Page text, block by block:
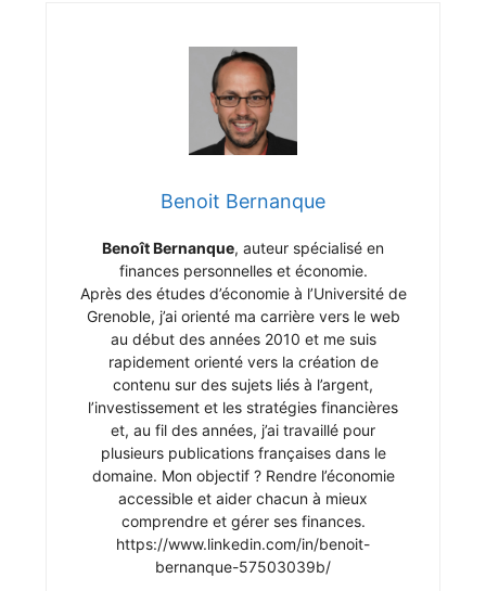
Benoit Bernanque
Benoît Bernanque, auteur spécialisé en
finances personnelles et économie.
Après des études d’économie à l’Université de
Grenoble, j’ai orienté ma carrière vers le web
au début des années 2010 et me suis
rapidement orienté vers la création de
contenu sur des sujets liés à l’argent,
l’investissement et les stratégies financières
et, au fil des années, j’ai travaillé pour
plusieurs publications françaises dans le
domaine. Mon objectif ? Rendre l’économie
accessible et aider chacun à mieux
comprendre et gérer ses finances.
https://www.linkedin.com/in/benoit-
bernanque-57503039b/